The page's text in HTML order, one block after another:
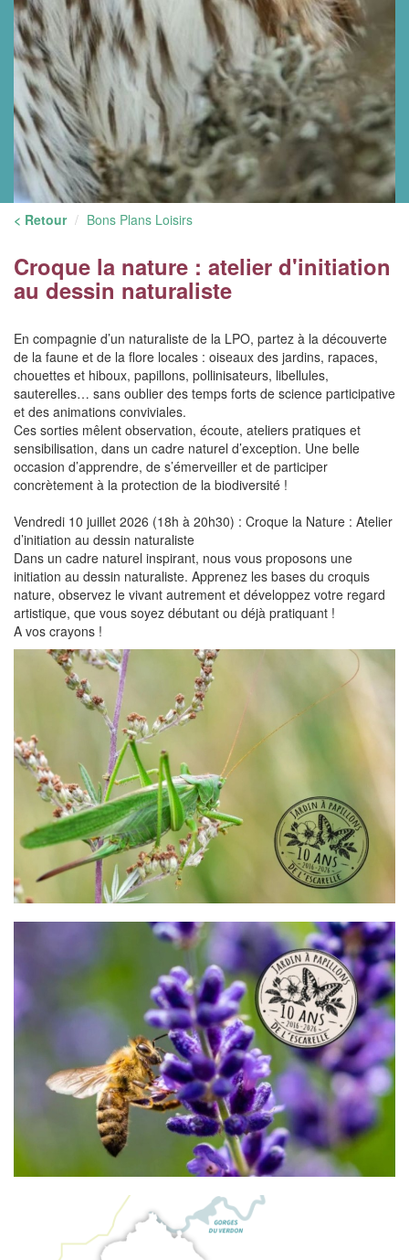
< Retour Bons Plans Loisirs
Croque la nature : atelier d'initiation
au dessin naturaliste
En compagnie d’un naturaliste de la LPO, partez à la découverte
de la faune et de la flore locales : oiseaux des jardins, rapaces,
chouettes et hiboux, papillons, pollinisateurs, libellules,
sauterelles… sans oublier des temps forts de science participative
et des animations conviviales.
Ces sorties mêlent observation, écoute, ateliers pratiques et
sensibilisation, dans un cadre naturel d’exception. Une belle
occasion d’apprendre, de s’émerveiller et de participer
concrètement à la protection de la biodiversité !
Vendredi 10 juillet 2026 (18h à 20h30) : Croque la Nature : Atelier
d’initiation au dessin naturaliste
Dans un cadre naturel inspirant, nous vous proposons une
initiation au dessin naturaliste. Apprenez les bases du croquis
nature, observez le vivant autrement et développez votre regard
artistique, que vous soyez débutant ou déjà pratiquant !
A vos crayons !